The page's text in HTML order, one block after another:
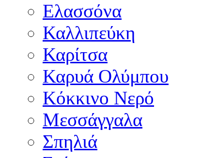
Ελασσόνα
Καλλιπεύκη
Καρίτσα
Καρυά Ολύμπου
Κόκκινο Νερό
Μεσσάγγαλα
Σπηλιά